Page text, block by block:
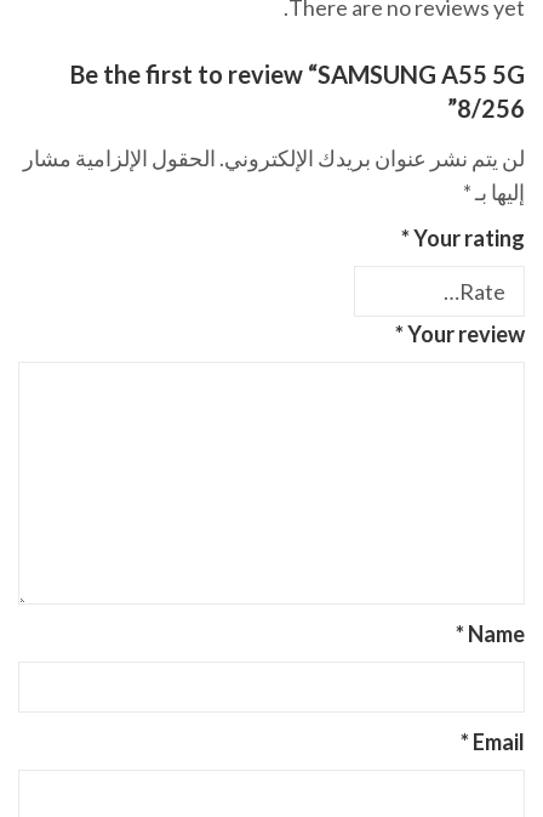
There are no reviews yet.
Be the first to review “SAMSUNG A55 5G
8/256”
لن يتم نشر عنوان بريدك الإلكتروني. الحقول الإلزامية مشار
إليها بـ*
Your rating
*
Your review
*
Name
*
Email
*